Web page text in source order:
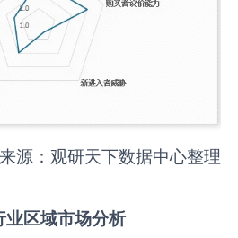
源：观研天下数据中心整理
业区域市场分析